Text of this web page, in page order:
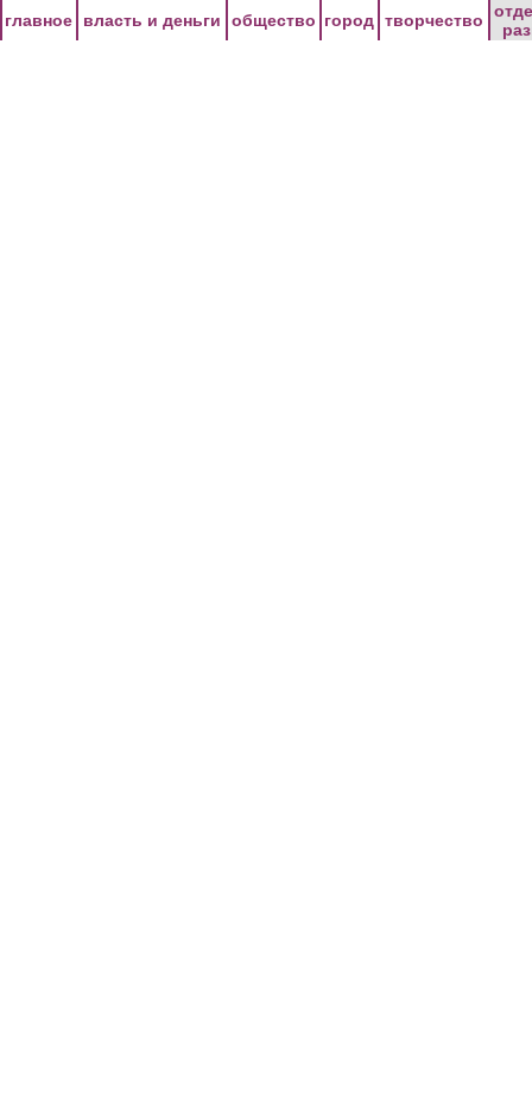
главное власть и деньги общество город творчество